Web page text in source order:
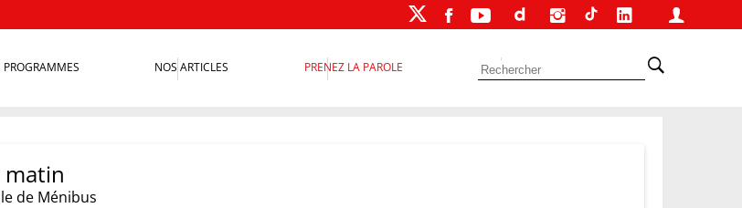
PROGRAMMES NOS ARTICLES PRENEZ LA PAROLE
matin
de Ménibus